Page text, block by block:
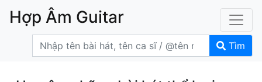
Hợp Âm Guitar
Tìm